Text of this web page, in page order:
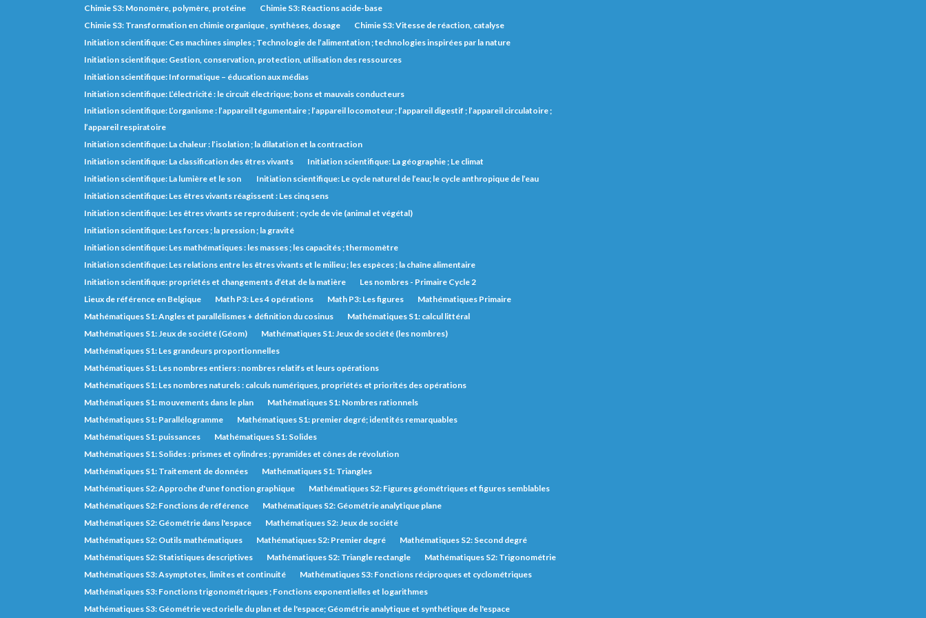
Chimie S3: Monomère, polymère, protéine
Chimie S3: Réactions acide-base
Chimie S3: Transformation en chimie organique , synthèses, dosage
Chimie S3: Vitesse de réaction, catalyse
Initiation scientifique: Ces machines simples ; Technologie de l’alimentation ; technologies inspirées par la nature
Initiation scientifique: Gestion, conservation, protection, utilisation des ressources
Initiation scientifique: Informatique – éducation aux médias
Initiation scientifique: L’électricité : le circuit électrique; bons et mauvais conducteurs
Initiation scientifique: L’organisme : l’appareil tégumentaire ; l’appareil locomoteur ; l’appareil digestif ; l’appareil circulatoire ;
l’appareil respiratoire
Initiation scientifique: La chaleur : l’isolation ; la dilatation et la contraction
Initiation scientifique: La classification des êtres vivants
Initiation scientifique: La géographie ; Le climat
Initiation scientifique: La lumière et le son
Initiation scientifique: Le cycle naturel de l’eau; le cycle anthropique de l’eau
Initiation scientifique: Les êtres vivants réagissent : Les cinq sens
Initiation scientifique: Les êtres vivants se reproduisent ; cycle de vie (animal et végétal)
Initiation scientifique: Les forces ; la pression ; la gravité
Initiation scientifique: Les mathématiques : les masses ; les capacités ; thermomètre
Initiation scientifique: Les relations entre les êtres vivants et le milieu ; les espèces ; la chaîne alimentaire
Initiation scientifique: propriétés et changements d’état de la matière
Les nombres - Primaire Cycle 2
Lieux de référence en Belgique
Math P3: Les 4 opérations Math P3: Les figures
Mathématiques Primaire
Mathématiques S1: Angles et parallélismes + définition du cosinus
Mathématiques S1: calcul littéral
Mathématiques S1: Jeux de société (Géom)
Mathématiques S1: Jeux de société (les nombres)
Mathématiques S1: Les grandeurs proportionnelles
Mathématiques S1: Les nombres entiers : nombres relatifs et leurs opérations
Mathématiques S1: Les nombres naturels : calculs numériques, propriétés et priorités des opérations
Mathématiques S1: mouvements dans le plan
Mathématiques S1: Nombres rationnels
Mathématiques S1: Parallélogramme
Mathématiques S1: premier degré; identités remarquables
Mathématiques S1: puissances
Mathématiques S1: Solides
Mathématiques S1: Solides : prismes et cylindres ; pyramides et cônes de révolution
Mathématiques S1: Traitement de données
Mathématiques S1: Triangles
Mathématiques S2: Approche d'une fonction graphique
Mathématiques S2: Figures géométriques et figures semblables
Mathématiques S2: Fonctions de référence
Mathématiques S2: Géométrie analytique plane
Mathématiques S2: Géométrie dans l'espace
Mathématiques S2: Jeux de société
Mathématiques S2: Outils mathématiques
Mathématiques S2: Premier degré
Mathématiques S2: Second degré
Mathématiques S2: Statistiques descriptives
Mathématiques S2: Triangle rectangle
Mathématiques S2: Trigonométrie
Mathématiques S3: Asymptotes, limites et continuité
Mathématiques S3: Fonctions réciproques et cyclométriques
Mathématiques S3: Fonctions trigonométriques ; Fonctions exponentielles et logarithmes
Mathématiques S3: Géométrie vectorielle du plan et de l'espace; Géométrie analytique et synthétique de l'espace